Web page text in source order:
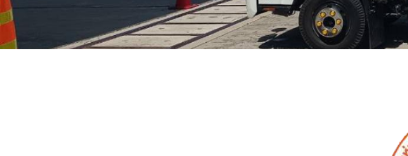
รถดูดส้วม​นนทบุรี รับดูดสิ่งปฏิกูล​ แก้ไขท่อตันทุกชนิด​ ลอกท่อระบาย
เขตจังหวัดนนทบุรี รถบรรทุกเฉพาะกิจ​ (กำจัดสิ่งปฏิกูล)​ ได้รับใบอนุ
[..]